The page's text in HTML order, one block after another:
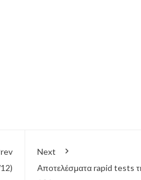
Next
Αποτελέσματα rapid tests